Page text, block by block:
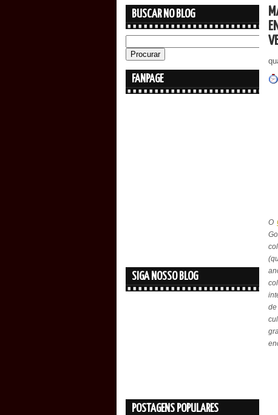
BUSCAR NO BLOG
FANPAGE
SIGA NOSSO BLOG
POSTAGENS POPULARES
O